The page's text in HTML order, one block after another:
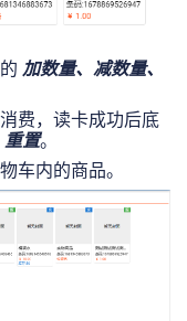
加数量、减数量、
费，读卡成功后底
重置。
车内的商品。